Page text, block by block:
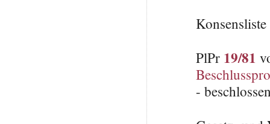
PlPr 19/81
-